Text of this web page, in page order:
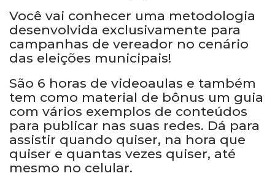
Você vai conhecer uma metodologia
desenvolvida exclusivamente para
campanhas de vereador no cenário
das eleições municipais!
São 6 horas de videoaulas e também
tem como material de bônus um guia
com vários exemplos de conteúdos
para publicar nas suas redes. Dá para
assistir quando quiser, na hora que
quiser e quantas vezes quiser, até
mesmo no celular.